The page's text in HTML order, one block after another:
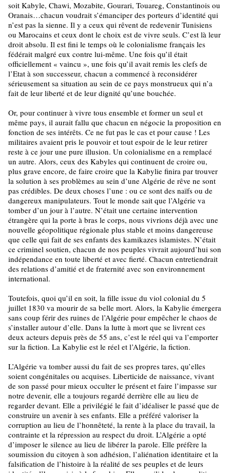
soit Kabyle, Chawi, Mozabite, Gourari, Touareg, Constantinois ou
Oranais…chacun voudrait s’émanciper des porteurs d’identité qui
n’est pas la sienne. Il y a ceux qui rêvent de redevenir Tunisiens
ou Marocains et ceux dont le choix est de vivre seuls. C’est là leur
droit absolu. Il est fini le temps où le colonialisme français les
fédérait malgré eux contre lui-même. Une fois qu’il était
officiellement « vaincu », une fois qu’il avait remis les clefs de
l’Etat à son successeur, chacun a commencé à reconsidérer
sérieusement sa situation au sein de ce pays monstrueux qui n’a
fait de leur liberté et de leur dignité qu’une bouchée.
Or, pour continuer à vivre tous ensemble et former un seul et
même pays, il aurait fallu que chacun en négocie la proposition en
fonction de ses intérêts. Ce ne fut pas le cas et pour cause ! Les
militaires avaient pris le pouvoir et tout espoir de le leur retirer
reste à ce jour une pure illusion. Un colonialisme en a remplacé
un autre. Alors, ceux des Kabyles qui continuent de croire ou,
plus grave encore, de faire croire que la Kabylie finira par trouver
la solution à ses problèmes au sein d’une Algérie de rêve ne sont
pas crédibles. De deux choses l’une : ou ce sont des naïfs ou de
dangereux manipulateurs. Tout le monde sait que l’Algérie va
tomber d’un jour à l’autre. N’était une certaine intervention
étrangère qui la porte à bras le corps, nous vivrions déjà avec une
nouvelle géopolitique régionale plus stable et moins dangereuse
que celle qui fait de ses enfants des kamikazes islamistes. N’était
ce criminel soutien, chacun de nos peuples vivrait aujourd’hui son
indépendance en toute liberté et avec fierté. Chacun entretiendrait
des relations d’amitié et de fraternité avec son environnement
international.
Toutefois, quoi qu’il en soit, la fille issue du viol colonial du 5
juillet 1830 va mourir de sa belle mort. Alors, la Kabylie émergera
sans coup férir des ruines de l’Algérie pour empêcher le chaos de
s’installer autour d’elle. Dans la lutte à mort que se livrent ces
deux acteurs depuis près de 55 ans, c’est le réel qui va l’emporter
sur la fiction. La Kabylie est le réel et l’Algérie, la fiction.
L’Algérie va tomber aussi du fait de ses propres tares, qu’elles
soient congénitales ou acquises. Liberticide de naissance, vivant
de son passé pour mieux occulter le présent et faire l’impasse sur
notre devenir, elle a toujours regardé derrière elle au lieu de
regarder devant. Elle a privilégié le fait d’idéaliser le passé que de
construire un avenir à ses enfants. Elle a préféré valoriser la
corruption au lieu de l’honnêteté, la rente à la place du travail, la
contrainte et la répression au respect du droit. L’Algérie a opté
d’imposer le silence au lieu de libérer la parole. Elle préfère la
soumission du citoyen à son adhésion, l’aliénation identitaire et la
falsification de l’histoire à la réalité de ses peuples et de leurs